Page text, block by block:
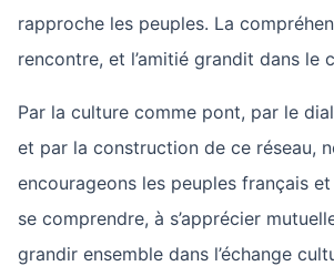
rapproche les peuples. La
rencontre, et l’amitié grandit dans le
Par la culture comme pont, par le
et par la construction de ce réseau,
encourageons les peuples français
se comprendre, à s’apprécier
grandir ensemble dans l’échange